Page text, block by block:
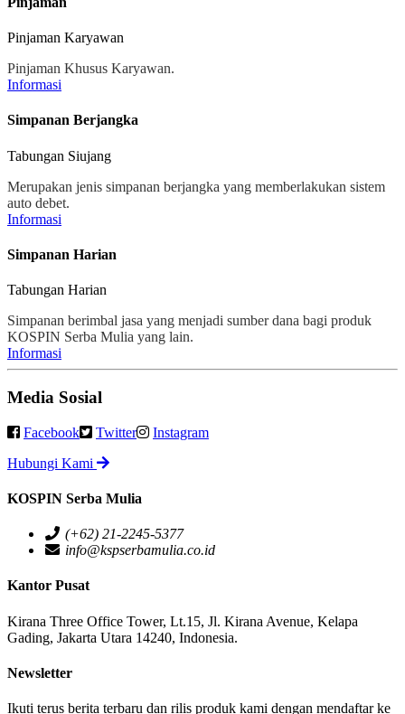
Pinjaman Karyawan
Pinjaman Khusus Karyawan.
Informasi
Simpanan Berjangka
Tabungan Siujang
Merupakan jenis simpanan berjangka yang memberlakukan sistem
auto debet.
Informasi
Simpanan Harian
Tabungan Harian
Simpanan berimbal jasa yang menjadi sumber dana bagi produk
KOSPIN Serba Mulia yang lain.
Informasi
Media Sosial
Facebook Twitter
Instagram
Hubungi Kami
KOSPIN Serba Mulia
(+62) 21-2245-5377
info@kspserbamulia.co.id
Kantor Pusat
Kirana Three Office Tower, Lt.15, Jl. Kirana Avenue, Kelapa
Gading, Jakarta Utara 14240, Indonesia.
Newsletter
Ikuti terus berita terbaru dan rilis produk kami dengan mendaftar ke